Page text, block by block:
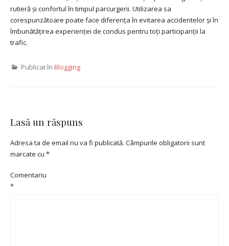
rutieră și confortul în timpul parcurgerii. Utilizarea sa
corespunzătoare poate face diferența în evitarea accidentelor și în
îmbunătățirea experienței de condus pentru toți participanții la
trafic.
Publicat în Blogging
Lasă un răspuns
Adresa ta de email nu va fi publicată. Câmpurile obligatorii sunt
marcate cu *
Comentariu
*